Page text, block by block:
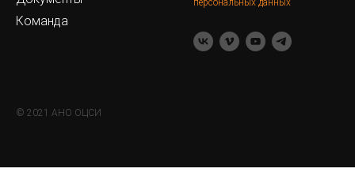
Команда
персональных данных
© 2021 АНО ОЦСИ